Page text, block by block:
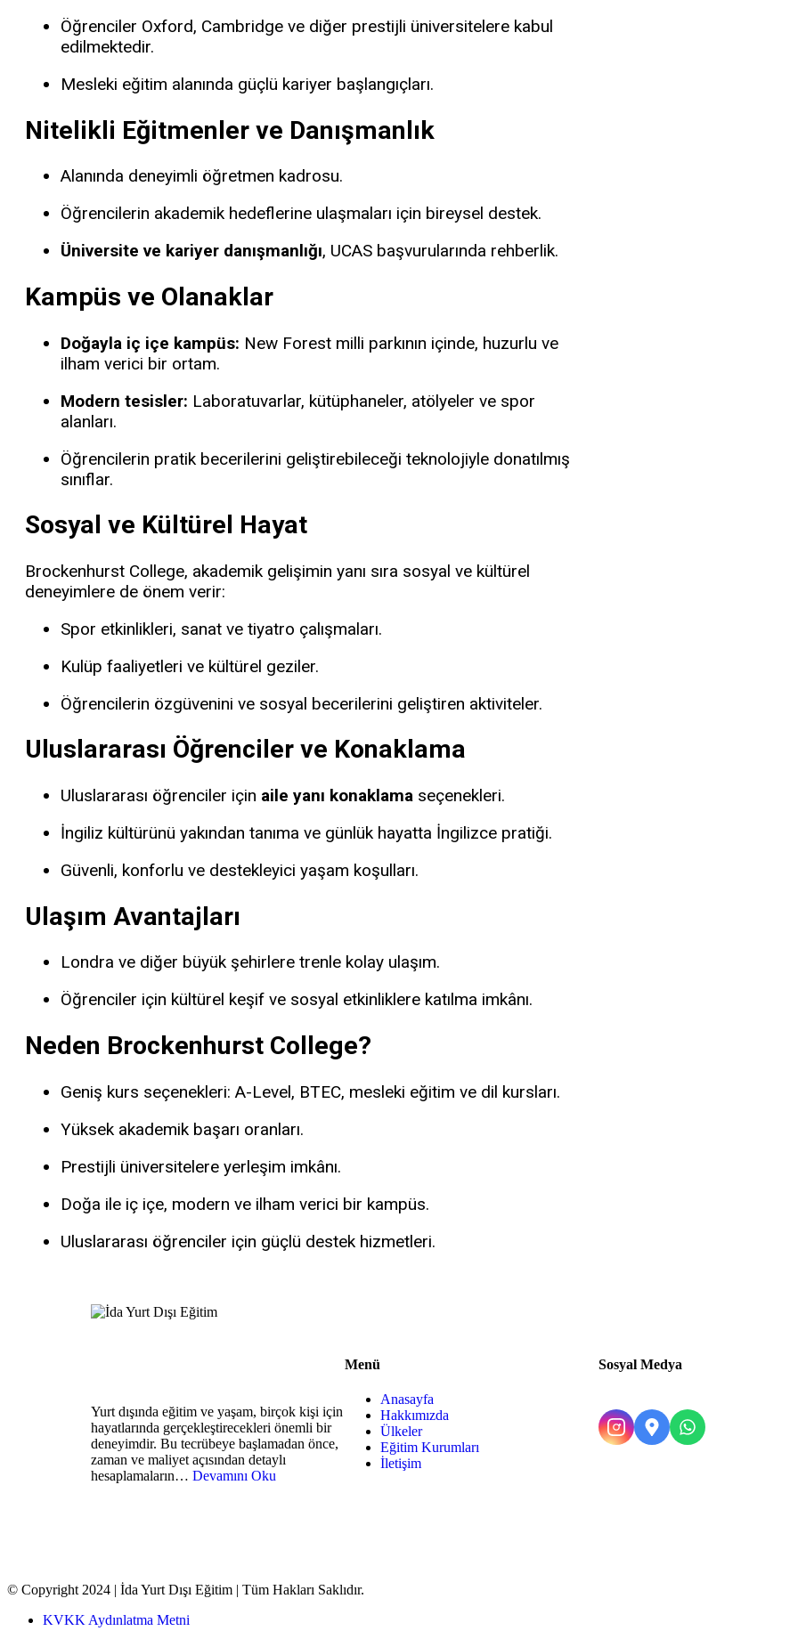
Öğrenciler Oxford, Cambridge ve diğer prestijli üniversitelere kabul
edilmektedir.
Mesleki eğitim alanında güçlü kariyer başlangıçları.
Nitelikli Eğitmenler ve Danışmanlık
Alanında deneyimli öğretmen kadrosu.
Öğrencilerin akademik hedeflerine ulaşmaları için bireysel destek.
Üniversite ve kariyer danışmanlığı, UCAS başvurularında rehberlik.
Kampüs ve Olanaklar
Doğayla iç içe kampüs: New Forest milli parkının içinde, huzurlu ve
ilham verici bir ortam.
Modern tesisler: Laboratuvarlar, kütüphaneler, atölyeler ve spor
alanları.
Öğrencilerin pratik becerilerini geliştirebileceği teknolojiyle donatılmış
sınıflar.
Sosyal ve Kültürel Hayat
Brockenhurst College, akademik gelişimin yanı sıra sosyal ve kültürel
deneyimlere de önem verir:
Spor etkinlikleri, sanat ve tiyatro çalışmaları.
Kulüp faaliyetleri ve kültürel geziler.
Öğrencilerin özgüvenini ve sosyal becerilerini geliştiren aktiviteler.
Uluslararası Öğrenciler ve Konaklama
Uluslararası öğrenciler için aile yanı konaklama seçenekleri.
İngiliz kültürünü yakından tanıma ve günlük hayatta İngilizce pratiği.
Güvenli, konforlu ve destekleyici yaşam koşulları.
Ulaşım Avantajları
Londra ve diğer büyük şehirlere trenle kolay ulaşım.
Öğrenciler için kültürel keşif ve sosyal etkinliklere katılma imkânı.
Neden Brockenhurst College?
Geniş kurs seçenekleri: A-Level, BTEC, mesleki eğitim ve dil kursları.
Yüksek akademik başarı oranları.
Prestijli üniversitelere yerleşim imkânı.
Doğa ile iç içe, modern ve ilham verici bir kampüs.
Uluslararası öğrenciler için güçlü destek hizmetleri.
Yurt dışında eğitim ve yaşam, birçok kişi için
hayatlarında gerçekleştirecekleri önemli bir
deneyimdir. Bu tecrübeye başlamadan önce,
zaman ve maliyet açısından detaylı
hesaplamaların… Devamını Oku
Menü
Anasayfa
Hakkımızda
Ülkeler
Eğitim Kurumları
İletişim
Sosyal Medya
© Copyright 2024 | İda Yurt Dışı Eğitim | Tüm Hakları Saklıdır.
KVKK Aydınlatma Metni